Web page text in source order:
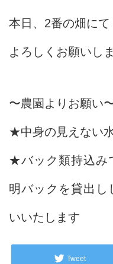
本日、2番の畑にて
よろしくお願いしま
〜農園よりお願い
★中身の見えない
★バック類持込み
明バックを貸出し
いいたします
Tweet